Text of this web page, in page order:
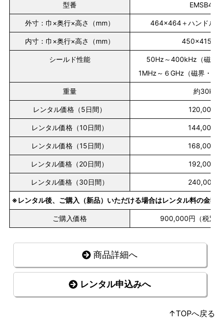
型番
外寸：巾×奥行×高さ（mm） 464×464＋ハンドル
内寸：巾×奥行×高さ（mm）
シールド性能
50Hz～400kHz（磁界
1MHz～６GHz（磁界・
重量 約30kg
レンタル価格（5日間） 120,000
レンタル価格（10日間） 144,000
レンタル価格（15日間） 168,000
レンタル価格（20日間） 192,000
レンタル価格（30日間） 240,000
※レンタル後、ご購入（新品）いただける場合はレンタル料の金額
ご購入価格 900,000円（税別
商品詳細へ
レンタル申込みへ
↑TOPへ戻る